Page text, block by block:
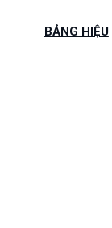
BẢNG HIỆU